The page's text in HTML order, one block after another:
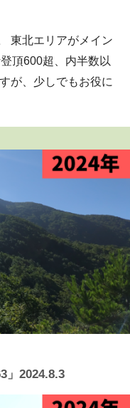
東北エリアがメイン
頂600超、内半数以
が、少しでもお役に
」2024.8.3